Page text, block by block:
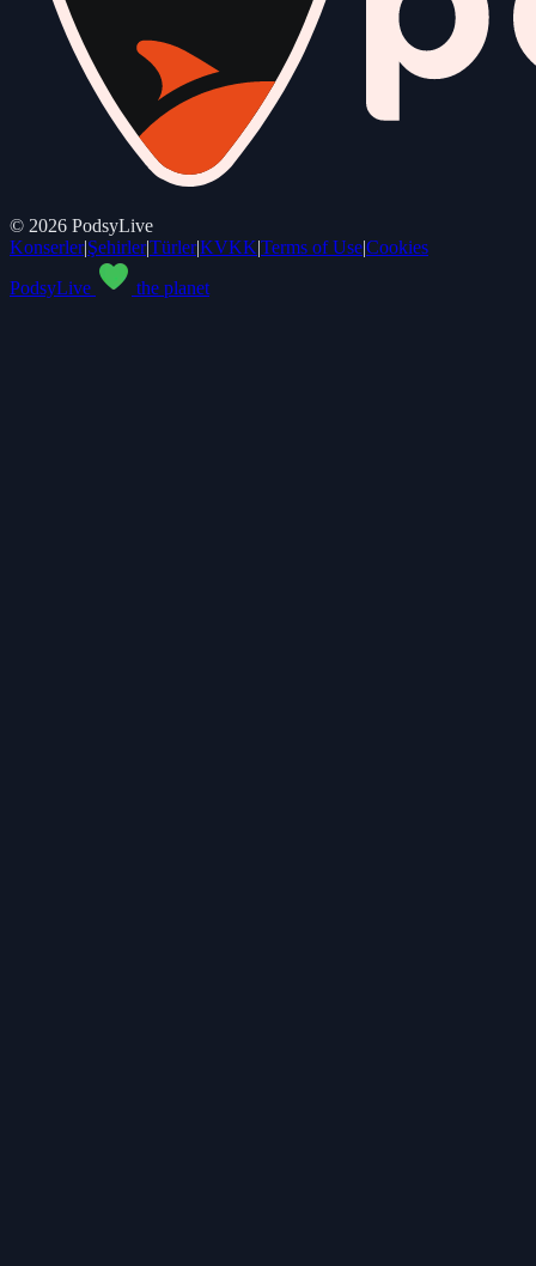
© 2026 PodsyLive
Konserler|Şehirler|Türler|KVKK|Terms of Use|Cookies
PodsyLive
the planet